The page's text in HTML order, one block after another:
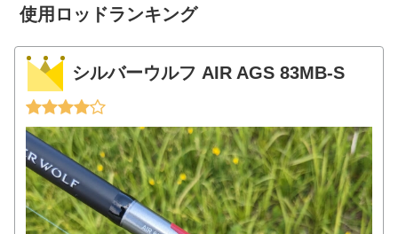
使用ロッドランキング
シルバーウルフ AIR AGS 83MB-S